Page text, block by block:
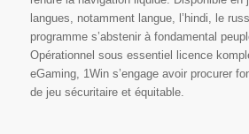
langues, notamment langue, l’hindi, le
programme s’abstenir à fondamental
Opérationnel sous essentiel licence
eGaming, 1Win s’engage avoir procurer
de jeu sécuritaire et équitable.